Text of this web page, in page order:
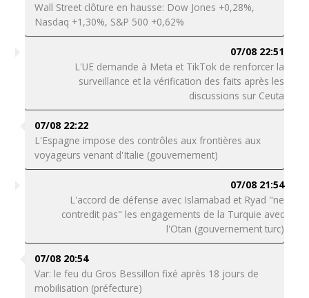
Wall Street clôture en hausse: Dow Jones +0,28%,
Nasdaq +1,30%, S&P 500 +0,62%
07/08 22:51
L'UE demande à Meta et TikTok de renforcer la
surveillance et la vérification des faits après les
discussions sur Ceuta
07/08 22:22
L'Espagne impose des contrôles aux frontières aux
voyageurs venant d'Italie (gouvernement)
07/08 21:54
L'accord de défense avec Islamabad et Ryad "ne
contredit pas" les engagements de la Turquie avec
l'Otan (gouvernement turc)
07/08 20:54
Var: le feu du Gros Bessillon fixé après 18 jours de
mobilisation (préfecture)